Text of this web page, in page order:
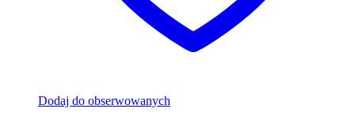
Dodaj do obserwowanych